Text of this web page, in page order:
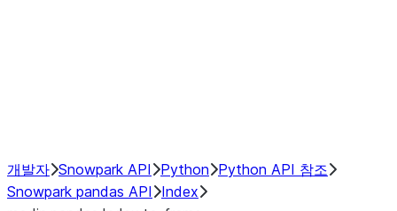
개발자 Snowpark API Python Python API 참조
Snowpark pandas API
Index